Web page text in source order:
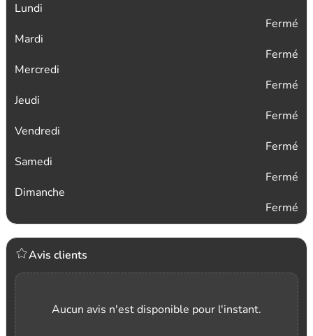
Lundi
Fermé
Mardi
Fermé
Mercredi
Fermé
Jeudi
Fermé
Vendredi
Fermé
Samedi
Fermé
Dimanche
Fermé
Avis clients
Aucun avis n'est disponible pour l'instant.